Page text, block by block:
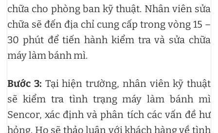
chữa cho phòng ban kỹ thuật. Nhân viên sửa
chữa sẽ đến địa chỉ cung cấp trong vòng 15 –
30 phút để tiến hành kiểm tra và sửa chữa
máy làm bánh mì.
Bước 3: Tại hiện trường, nhân viên kỹ thuật
sẽ kiểm tra tình trạng máy làm bánh mì
Sencor, xác định và phân tích các vấn đề hư
hỏng. Họ sẽ thảo luận với khách hàng về tình